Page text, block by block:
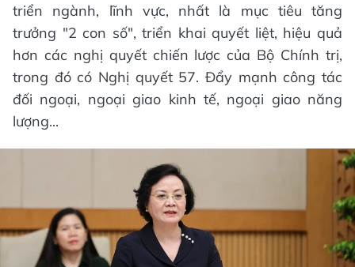
triển ngành, lĩnh vực, nhất là mục tiêu tăng
trưởng "2 con số", triển khai quyết liệt, hiệu quả
hơn các nghị quyết chiến lược của Bộ Chính trị,
trong đó có Nghị quyết 57. Đẩy mạnh công tác
đối ngoại, ngoại giao kinh tế, ngoại giao năng
lượng...